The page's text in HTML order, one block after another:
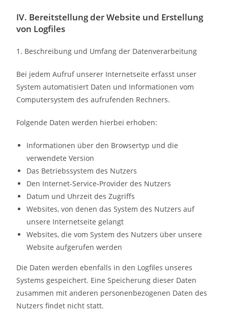
IV. Bereitstellung der Website und Erstellung
von Logfiles
1. Beschreibung und Umfang der Datenverarbeitung
Bei jedem Aufruf unserer Internetseite erfasst unser
System automatisiert Daten und Informationen vom
Computersystem des aufrufenden Rechners.
Folgende Daten werden hierbei erhoben:
Informationen über den Browsertyp und die
verwendete Version
Das Betriebssystem des Nutzers
Den Internet-Service-Provider des Nutzers
Datum und Uhrzeit des Zugriffs
Websites, von denen das System des Nutzers auf
unsere Internetseite gelangt
Websites, die vom System des Nutzers über unsere
Website aufgerufen werden
Die Daten werden ebenfalls in den Logfiles unseres
Systems gespeichert. Eine Speicherung dieser Daten
zusammen mit anderen personenbezogenen Daten des
Nutzers findet nicht statt.